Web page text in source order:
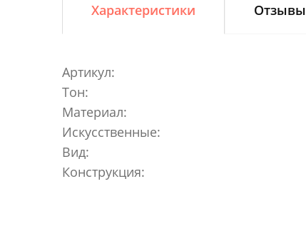
Характеристики Отзывы
Артикул:
Тон:
Материал:
Искусственные:
Вид:
Конструкция: